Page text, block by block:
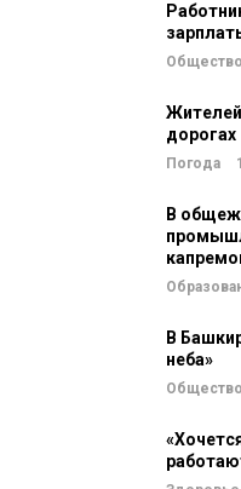
Общество
дорогах
Погода
В
В
неба»
Общество